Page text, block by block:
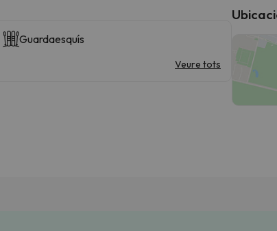
Guardaesquís
Veure tots